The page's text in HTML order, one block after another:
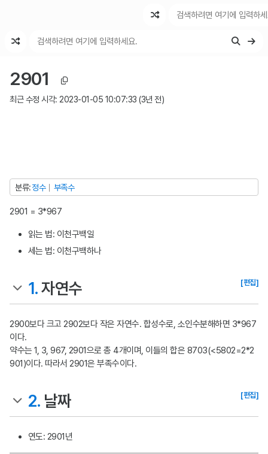
2901
최근 수정 시각: 2023-01-05 10:07:33 (3년 전)
분류 정수 부족수
2901 = 3*967
읽는 법: 이천구백일
세는 법: 이천구백하나
1.자연수 [편집]
2900보다 크고 2902보다 작은 자연수. 합성수로, 소인수분해하면 3*967
이다.
약수는 1, 3, 967, 2901으로 총 4개이며, 이들의 합은 8703(<5802=2*2
901)이다. 따라서 2901은 부족수이다.
2. 날짜 [편집]
연도: 2901년